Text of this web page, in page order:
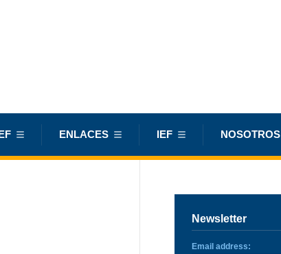
ENLACES IEF NOSOTROS
Newsletter
Email address: